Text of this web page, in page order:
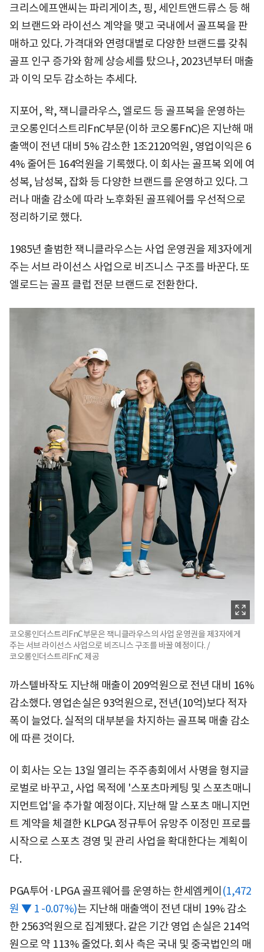
크리스에프앤씨는 파리게이츠, 핑, 세인트앤드류스 등 해
외 브랜드와 라이선스 계약을 맺고 국내에서 골프복을 판
매하고 있다. 가격대와 연령대별로 다양한 브랜드를 갖춰
골프 인구 증가와 함께 상승세를 탔으나, 2023년부터 매출
과 이익 모두 감소하는 추세다.
지포어, 왁, 잭니클라우스, 엘로드 등 골프복을 운영하는
코오롱인더스트리FnC부문(이하 코오롱FnC)은 지난해 매
출액이 전년 대비 5% 감소한 1조2120억원, 영업이익은 6
4% 줄어든 164억원을 기록했다. 이 회사는 골프복 외에 여
성복, 남성복, 잡화 등 다양한 브랜드를 운영하고 있다. 그
러나 매출 감소에 따라 노후화된 골프웨어를 우선적으로
정리하기로 했다.
1985년 출범한 잭니클라우스는 사업 운영권을 제3자에게
주는 서브 라이선스 사업으로 비즈니스 구조를 바꾼다. 또
엘로드는 골프 클럽 전문 브랜드로 전환한다.
코오롱인더스트리FnC부문은 잭니클라우스의 사업 운영권을 제3자에게
주는 서브 라이선스 사업으로 비즈니스 구조를 바꿀 예정이다. /
코오롱인더스트리FnC 제공
까스텔바작도 지난해 매출이 209억원으로 전년 대비 16%
감소했다. 영업손실은 93억원으로, 전년(10억)보다 적자
폭이 늘었다. 실적의 대부분을 차지하는 골프복 매출 감소
에 따른 것이다.
이 회사는 오는 13일 열리는 주주총회에서 사명을 형지글
로벌로 바꾸고, 사업 목적에 '스포츠마케팅 및 스포츠매니
지먼트업'을 추가할 예정이다. 지난해 말 스포츠 매니지먼
트 계약을 체결한 KLPGA 정규투어 유망주 이정민 프로를
시작으로 스포츠 경영 및 관리 사업을 확대한다는 계획이
다.
PGA투어·LPGA 골프웨어를 운영하는 한세엠케이 (1,472
원 ▼ 1 -0.07%)는 지난해 매출액이 전년 대비 19% 감소
한 2563억원으로 집계됐다. 같은 기간 영업 손실은 214억
원으로 약 113% 줄었다. 회사 측은 국내 및 중국법인의 매